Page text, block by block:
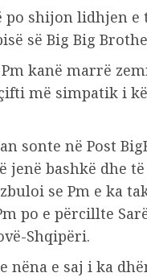
po shijon lidhjen e
së Big Big
kanë marrë
më simpatik i
sonte në Post
jenë bashkë dhe
se Pm e ka
po e përcillte
Shqipëri.
nëna e saj i ka